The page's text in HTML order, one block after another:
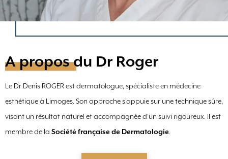
A propos du Dr Roger
Le Dr Denis ROGER est dermatologue, spécialiste en médecine
esthétique à Limoges. Son approche s’appuie sur une technique sûre,
visant un résultat naturel et accompagnée d’un suivi rigoureux. Il est
membre de la Société française de Dermatologie.